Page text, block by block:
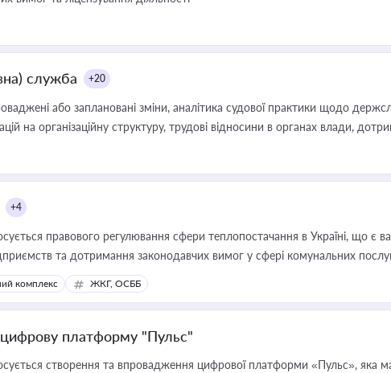
служба +20
або заплановані зміни, аналітика судової практики щодо
на організаційну структуру, трудові відносини в органах влади,
+4
правового регулювання сфери теплопостачання в Україні, що є
та дотримання законодавчих вимог у сфері комунальних
комплекс ЖКГ, ОСББ
платформу "Пульс"
створення та впровадження цифрової платформи «Пульс», яка